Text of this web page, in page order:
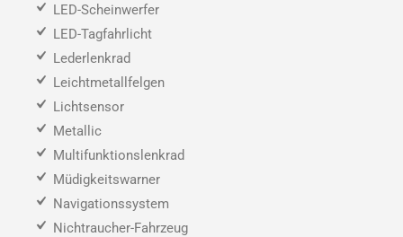
LED-Scheinwerfer
LED-Tagfahrlicht
Lederlenkrad
Leichtmetallfelgen
Lichtsensor
Metallic
Multifunktionslenkrad
Müdigkeitswarner
Navigationssystem
Nichtraucher-Fahrzeug